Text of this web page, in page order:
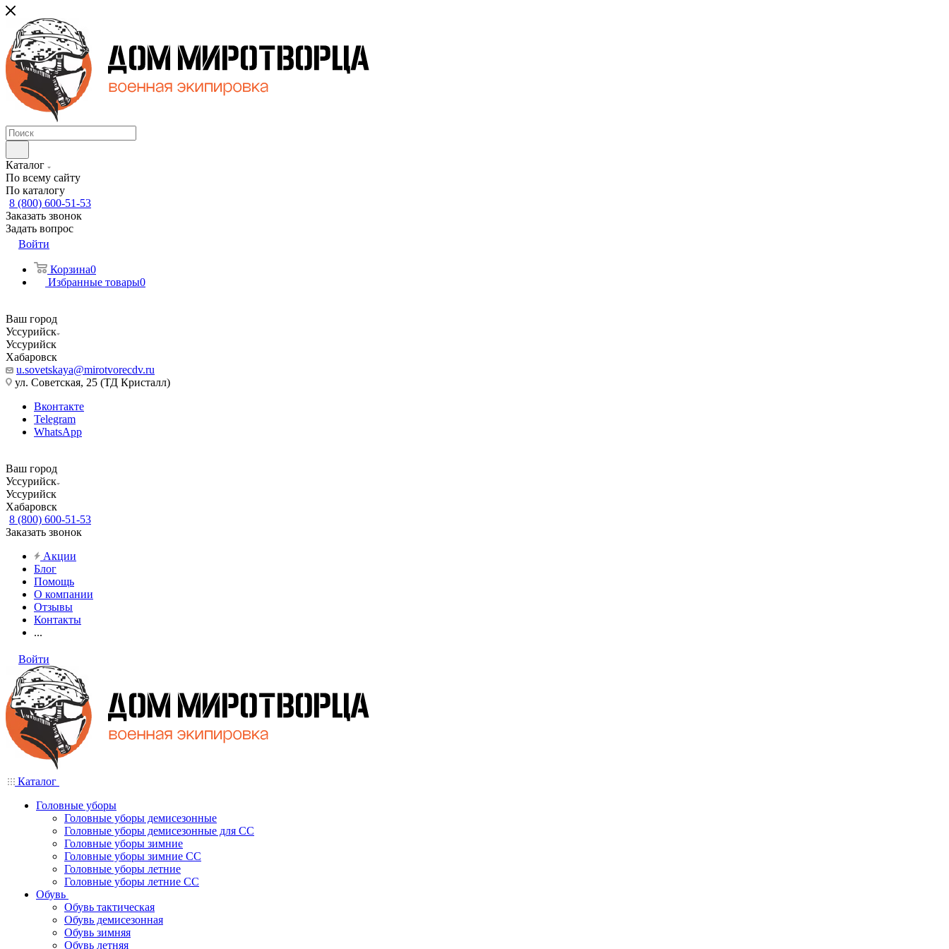
Каталог
По всему сайту
По каталогу
8 (800) 600-51-53
Заказать звонок
Задать вопрос
Войти
Корзина0
Избранные товары0
Ваш город
Уссурийск
Уссурийск
Хабаровск
u.sovetskaya@mirotvorecdv.ru
ул. Советская, 25 (ТД Кристалл)
Вконтакте
Telegram
WhatsApp
Ваш город
Уссурийск
Уссурийск
Хабаровск
8 (800) 600-51-53
Заказать звонок
Акции
Блог
Помощь
О компании
Отзывы
Контакты
...
Войти
Каталог
Головные уборы
Головные уборы демисезонные
Головные уборы демисезонные для СС
Головные уборы зимние
Головные уборы зимние СС
Головные уборы летние
Головные уборы летние СС
Обувь
Обувь тактическая
Обувь демисезонная
Обувь зимняя
Обувь летняя